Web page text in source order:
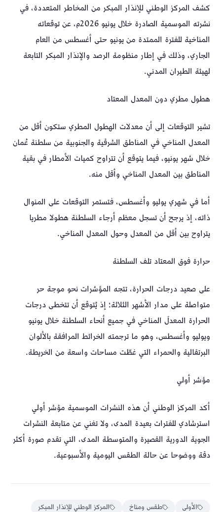
كشف المركز الوطني للإنذار المبكر من المخاطر المتعددة، في
نشرته الموسمية الصادرة خلال يونيو 2026م، عن توقعاته
المناخية للفترة الممتدة من يونيو حتى أغسطس من العام
الجاري، وذلك في إطار منظومة الرصد والإنذار المبكر التابعة
لهيئة الطيران المدني.
هطول مطري دون المعدل المعتاد
تشير التوقعات إلى أن معدلات الهطول المطري ستكون أقل من
المعدل المناخي في المناطق الشرقية والجنوبية من سلطنة عُمان
خلال شهر يونيو، فيما يتوقع أن تتراوح كميات الأمطار في بقية
المناطق بين المعدل المناخي وأقل منه.
أما في شهري يوليو وأغسطس، فتستمر التوقعات على المنوال
ذاته، إذ يرجح أن تسجل معظم أرجاء السلطنة هطولا مطريا
يتراوح بين أقل من المعدل وحول المعدل المناخي.
حرارة فوق المعتاد تلف السلطنة
على صعيد درجات الحرارة، تتجه المؤشرات نحو موجة حر
متواصلة على مدار الأشهر الثلاثة؛ إذ يُتوقع أن تتخطى درجات
الحرارة المعدلَ المناخي في جميع أنحاء السلطنة خلال يونيو
ويوليو وأغسطس، وهو ما ترجمته الخرائط المرافقة بالألوان
البرتقالية والحمراء التي غطّت مساحات واسعة من الخريطة.
مؤشر أولي
أكد المركز الوطني أن هذه النشرات الموسمية مؤشر أولي
استرشادي للفترات بعيدة المدى، ولا تغني عن متابعة النشرات
الجوية الدورية القصيرة والمتوسطة المدى، التي تقدم صورة أكثر
دقة ووضوحا عن حالة الطقس اليومية والأسبوعية.
الأولى طقس ومناخ
المركز الوطني للإنذار المبكر